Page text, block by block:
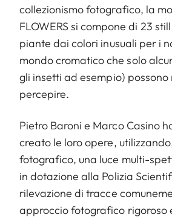
collezionismo fotografico, la
FLOWERS si compone di 23
piante dai colori inusuali per i
mondo cromatico che solo
gli insetti ad esempio)
percepire.
Pietro Baroni e Marco Casino
creato le loro opere,
fotografico, una luce multi-
in dotazione alla Polizia
rilevazione di tracce
approccio fotografico rigoroso